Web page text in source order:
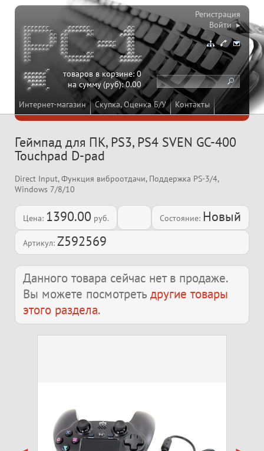
Интернет-магазин Скупка, Оценка Б/У Контакты
товаров в корзине:0
на сумму (руб):0.00
Регистрация
Войти ▸
Геймпад для ПК, PS3, PS4 SVEN GC-400
Touchpad D-pad
Direct Input, Функция виброотдачи, Поддержка PS-3/4,
Windows 7/8/10
Цена: 1390.00 руб. Состояние: Новый
Артикул: Z592569
Данного товара сейчас нет в продаже.
Вы можете посмотреть другие товары
этого раздела.